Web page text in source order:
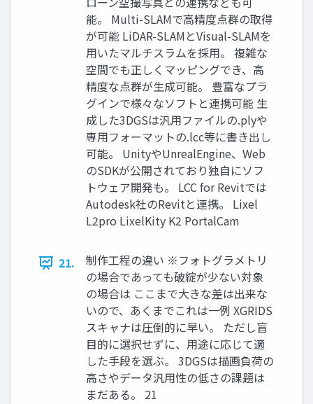
能。 Multi-SLAMで⾼精度点群の取得
が可能 LiDAR-SLAMとVisual-SLAMを
⽤いたマルチスラムを採⽤。 複雑な
空間でも正しくマッピングでき、⾼
精度な点群が⽣成可能。 豊富なプラ
グインで様々なソフトと連携可能 ⽣
成した3DGSは汎⽤ファイルの.plyや
専用フォーマットの.lcc等に書き出し
可能。 UnityやUnrealEngine、Web
のSDKが公開されており独自にソフ
トウェア開発も。 LCC for Revitでは
Autodesk社のRevitと連携。 Lixel
L2pro LixelKity K2 PortalCam
21.
制作工程の違い ※フォトグラメトリ
の場合であっても破綻が少ない対象
の場合は ここまで大きな差は出来な
いので、あくまでこれは一例 XGRIDS
スキャナは圧倒的に早い。 ただし盲
目的に選択せずに、用途に応じて適
した手段を選ぶ。 3DGSは描画負荷の
高さやデータ汎用性の低さの課題は
まだある。 21